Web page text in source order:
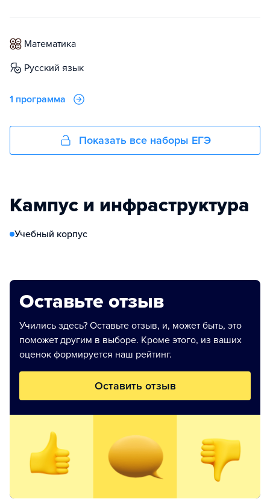
математика
русский язык
1 программа
Показать все наборы ЕГЭ
Кампус и инфраструктура
Учебный корпус
Оставьте отзыв
Учились здесь? Оставьте отзыв, и, может быть, это
поможет другим в выборе. Кроме этого, из ваших
оценок формируется наш рейтинг.
Оставить отзыв